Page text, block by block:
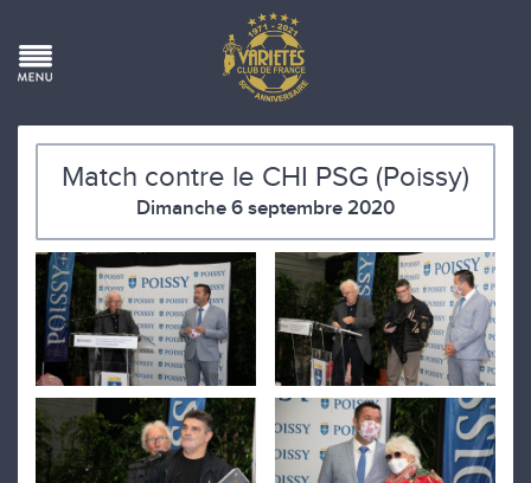
Match contre le CHI PSG (Poissy)
Dimanche 6 septembre 2020